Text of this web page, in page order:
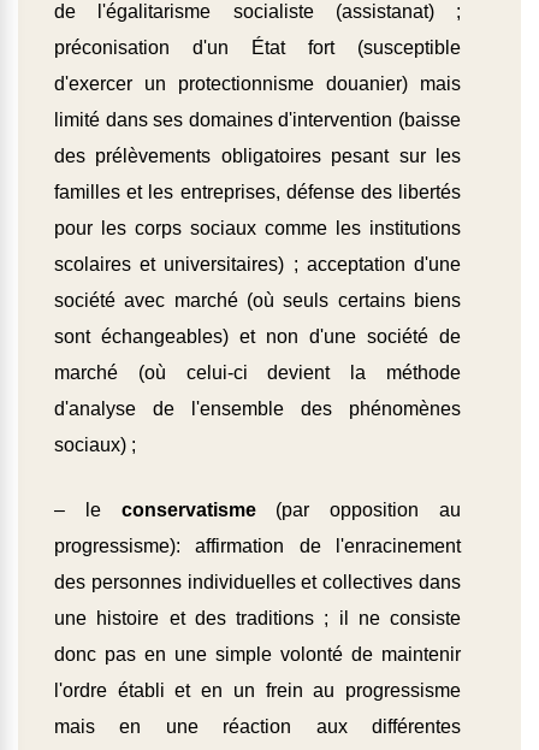
de l'égalitarisme socialiste (assistanat) ;
préconisation d'un État fort (susceptible
d'exercer un protectionnisme douanier) mais
limité dans ses domaines d'intervention (baisse
des prélèvements obligatoires pesant sur les
familles et les entreprises, défense des libertés
pour les corps sociaux comme les institutions
scolaires et universitaires) ; acceptation d'une
société avec marché (où seuls certains biens
sont échangeables) et non d'une société de
marché (où celui-ci devient la méthode
d'analyse de l'ensemble des phénomènes
sociaux) ;
– le conservatisme(par opposition au
progressisme): affirmation de l'enracinement
des personnes individuelles et collectives dans
une histoire et des traditions ; il ne consiste
donc pas en une simple volonté de maintenir
l'ordre établi et en un frein au progressisme
mais en une réaction aux différentes